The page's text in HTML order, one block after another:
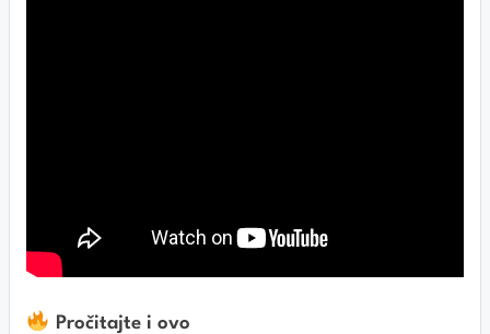
Pročitajte i ovo